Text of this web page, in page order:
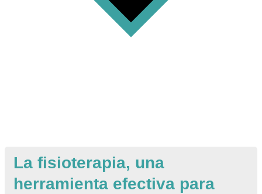
La fisioterapia, una
herramienta efectiva para